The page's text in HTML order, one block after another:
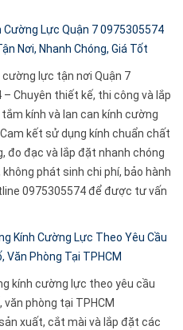
Cường Lực Quận 7 0975305574
Nơi, Nhanh Chóng, Giá Tốt
cường lực tận nơi Quận 7
– Chuyên thiết kế, thi công và lắp
kính và lan can kính cường
kết sử dụng kính chuẩn chất
đo đạc và lắp đặt nhanh chóng
phát sinh chi phí, bảo hành
0975305574 để được tư vấn
Kính Cường Lực Theo Yêu Cầu
Văn Phòng Tại TPHCM
kính cường lực theo yêu cầu
văn phòng tại TPHCM
xuất, cắt mài và lắp đặt các